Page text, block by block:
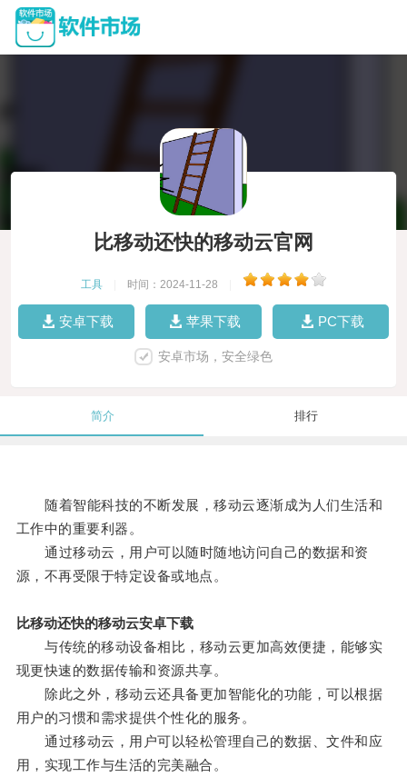
比移动还快的移动云官网
工具 时间：2024-11-28
安卓下载 苹果下载 PC下载
安卓市场，安全绿色
简介 排行
随着智能科技的不断发展，移动云逐渐成为人们生活和
工作中的重要利器。
通过移动云，用户可以随时随地访问自己的数据和资
源，不再受限于特定设备或地点。
比移动还快的移动云安卓下载
与传统的移动设备相比，移动云更加高效便捷，能够实
现更快速的数据传输和资源共享。
除此之外，移动云还具备更加智能化的功能，可以根据
用户的习惯和需求提供个性化的服务。
通过移动云，用户可以轻松管理自己的数据、文件和应
用，实现工作与生活的完美融合。